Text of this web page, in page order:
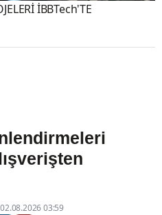
İBBTech'TE
03:59